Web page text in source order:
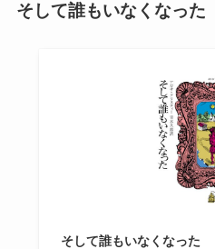
そして誰もいなくなった
そして誰もいなくなった